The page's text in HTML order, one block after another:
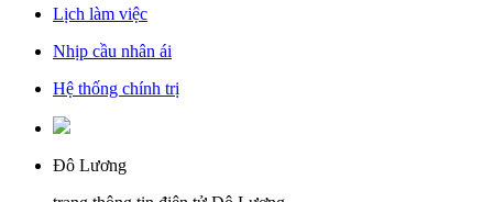
Lịch làm việc
Nhịp cầu nhân ái
Hệ thống chính trị
Đô Lương